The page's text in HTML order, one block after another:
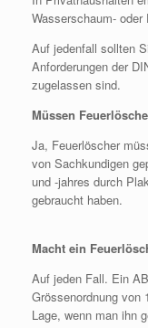
Wasserschaum- oder
Auf jedenfall sollten
Anforderungen der
zugelassen sind.
Müssen
Ja, Feuerlöscher
von Sachkundigen
und -jahres durch
gebraucht haben.
Macht ein
Auf jeden Fall. Ein
Grössenordnung von
Lage, wenn man ihn